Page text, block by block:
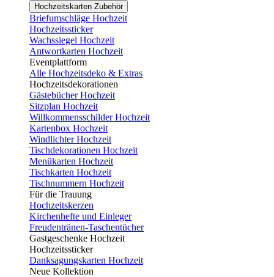
Hochzeitskarten Zubehör
Briefumschläge Hochzeit
Hochzeitssticker
Wachssiegel Hochzeit
Antwortkarten Hochzeit
Eventplattform
Alle Hochzeitsdeko & Extras
Hochzeitsdekorationen
Gästebücher Hochzeit
Sitzplan Hochzeit
Willkommensschilder Hochzeit
Kartenbox Hochzeit
Windlichter Hochzeit
Tischdekorationen Hochzeit
Menükarten Hochzeit
Tischkarten Hochzeit
Tischnummern Hochzeit
Für die Trauung
Hochzeitskerzen
Kirchenhefte und Einleger
Freudentränen-Taschentücher
Gastgeschenke Hochzeit
Hochzeitssticker
Danksagungskarten Hochzeit
Neue Kollektion